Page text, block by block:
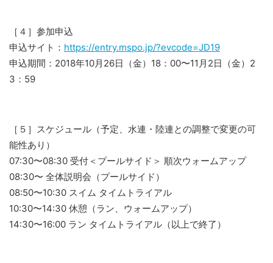
［４］参加申込
申込サイト： https://entry.mspo.jp/?evcode=JD19
申込期間：2018年10月26日（金）18：00〜11月2日（金）2
3：59
［５］スケジュール（予定、水連・陸連との調整で変更の可
能性あり）
07:30〜08:30 受付＜プールサイド＞ 順次ウォームアップ
08:30〜 全体説明会（プールサイド）
08:50〜10:30 スイム タイムトライアル
10:30〜14:30 休憩（ラン、ウォームアップ）
14:30〜16:00 ラン タイムトライアル（以上で終了）